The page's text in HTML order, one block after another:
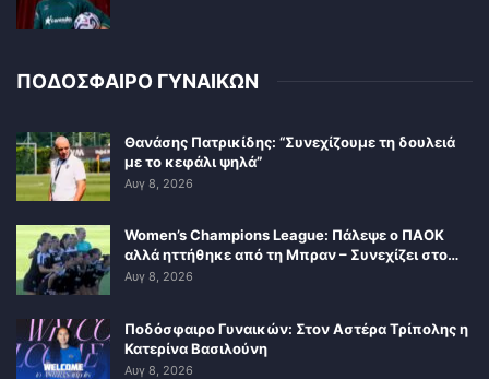
ΠΟΔΟΣΦΑΙΡΟ ΓΥΝΑΙΚΩΝ
Θανάσης Πατρικίδης: “Συνεχίζουμε τη δουλειά
με το κεφάλι ψηλά”
Αυγ 8, 2026
Women’s Champions League: Πάλεψε ο ΠΑΟΚ
αλλά ηττήθηκε από τη Μπραν – Συνεχίζει στο…
Αυγ 8, 2026
Ποδόσφαιρο Γυναικών: Στον Αστέρα Τρίπολης η
Κατερίνα Βασιλούνη
Αυγ 8, 2026